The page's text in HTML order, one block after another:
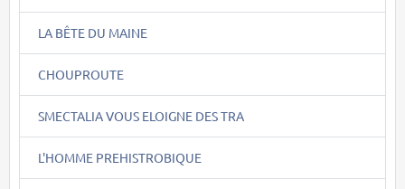
LA BÊTE DU MAINE
CHOUPROUTE
SMECTALIA VOUS ELOIGNE DES TRA
L'HOMME PREHISTROBIQUE